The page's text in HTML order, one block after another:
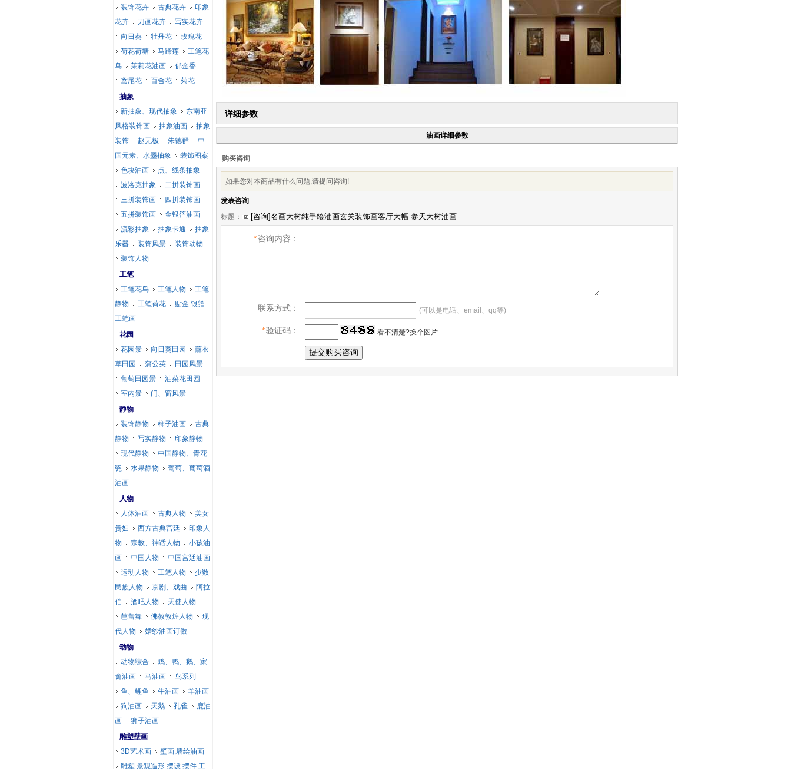
详细参数
油画详细参数
购买咨询
如果您对本商品有什么问题,请提问咨询!
发表咨询
标题：
*咨询内容：
联系方式： (可以是电话、email、qq等)
*验证码： 看不清楚?换个图片
装饰花卉
古典花卉
印象
花卉
刀画花卉
写实花卉
向日葵
牡丹花
玫瑰花
荷花荷塘
马蹄莲
工笔花
鸟
茉莉花油画
郁金香
鸢尾花
百合花
菊花
抽象
新抽象、现代抽象
东南亚
风格装饰画
抽象油画
抽象
装饰
赵无极 朱德群
中
国元素、水墨抽象
装饰图案
色块油画
点、线条抽象
波洛克抽象
二拼装饰画
三拼装饰画
四拼装饰画
五拼装饰画
金银箔油画
流彩抽象
抽象卡通
抽象
乐器
装饰风景
装饰动物
装饰人物
工笔
工笔花鸟
工笔人物
工笔
静物
工笔荷花
贴金 银箔
工笔画
花园
花园景
向日葵田园
薰衣
草田园
蒲公英
田园风景
葡萄田园景
油菜花田园
室内景
门、窗风景
静物
装饰静物
柿子油画
古典
静物
写实静物
印象静物
现代静物
中国静物、青花
瓷
水果静物
葡萄、葡萄酒
油画
人物
人体油画
古典人物
美女
贵妇
西方古典宫廷
印象人
物
宗教、神话人物
小孩油
画
中国人物
中国宫廷油画
运动人物
工笔人物
少数
民族人物
京剧、戏曲
阿拉
伯
酒吧人物
天使人物
芭蕾舞
佛教敦煌人物
现
代人物
婚纱油画订做
动物
动物综合
鸡、鸭、鹅、家
禽油画
马油画
鸟系列
鱼、鲤鱼
牛油画
羊油画
狗油画
天鹅 孔雀
鹿油
画
狮子油画
雕塑壁画
3D艺术画
壁画,墙绘油画
雕塑 景观造形 摆设 摆件 工